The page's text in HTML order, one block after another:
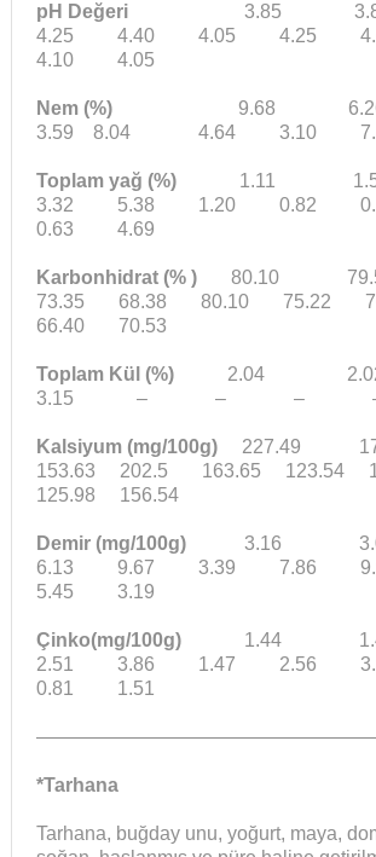
pH Değeri3.85
4.25 4.40 4.05 4.25
4.10 4.05
Nem (%)9.68 6.26
3.59 8.04 4.64 3.10
Toplam yağ (%)1.11
3.32 5.38 1.20 0.82
0.63 4.69
Karbonhidrat (% )80.10
73.35 68.38 80.10 75.22
66.40 70.53
Toplam Kül (%)2.04
3.15 – – –
Kalsiyum (mg/100g) 227.49
153.63 202.5 163.65 123.54
125.98 156.54
Demir (mg/100g)3.16
6.13 9.67 3.39 7.86
5.45 3.19
Çinko(mg/100g)1.44
2.51 3.86 1.47 2.56
0.81 1.51
*Tarhana
Tarhana, buğday unu, yoğurt, maya,